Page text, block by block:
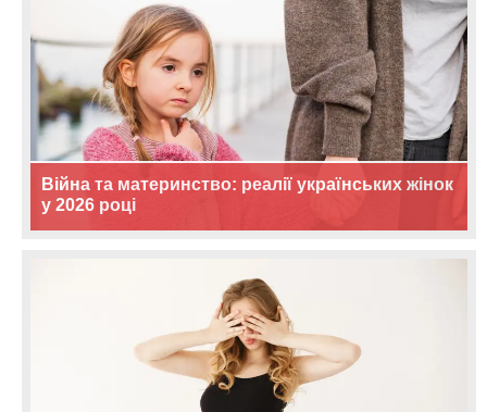
Війна та материнство: реалії українських жінок
у 2026 році